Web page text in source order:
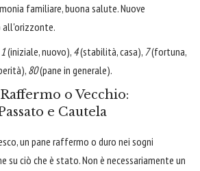
familiare, buona salute. Nuove
all'orizzonte.
1(iniziale, nuovo), 4(stabilità, casa), 7(fortuna,
80(pane in generale).
o Vecchio:
e Cautela
un pane raffermo o duro nei sogni
su ciò che è stato. Non è necessariamente un